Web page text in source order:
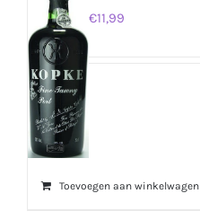
€11,99
Toevoegen aan winkelwagen